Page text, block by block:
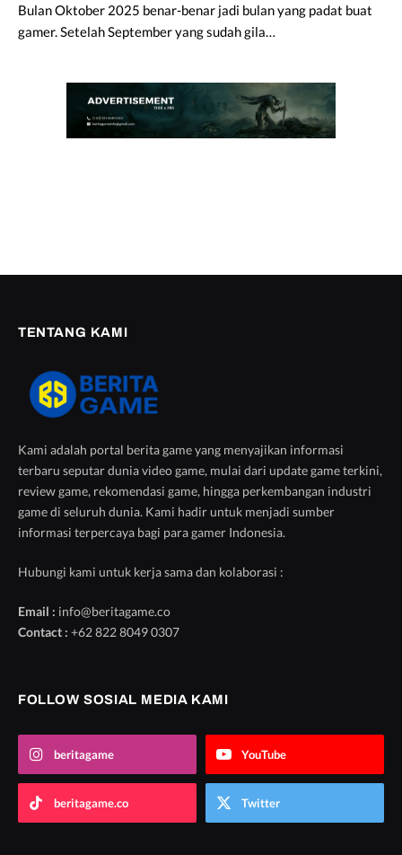
Bulan Oktober 2025 benar-benar jadi bulan yang padat buat
gamer. Setelah September yang sudah gila…
TENTANG KAMI
Kami adalah portal berita game yang menyajikan informasi
terbaru seputar dunia video game, mulai dari update game terkini,
review game, rekomendasi game, hingga perkembangan industri
game di seluruh dunia. Kami hadir untuk menjadi sumber
informasi terpercaya bagi para gamer Indonesia.
Hubungi kami untuk kerja sama dan kolaborasi :
Email : info@beritagame.co
Contact : +62 822 8049 0307
FOLLOW SOSIAL MEDIA KAMI
beritagame YouTube
beritagame.co Twitter